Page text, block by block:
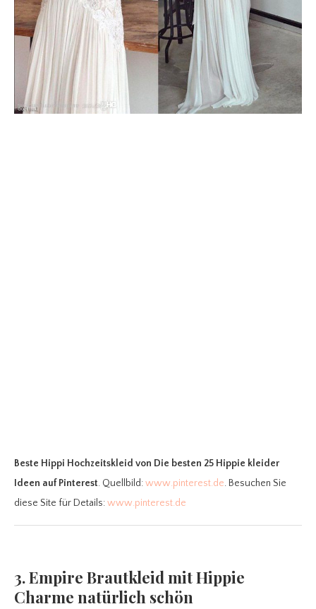
Beste Hippi Hochzeitskleid von Die besten 25 Hippie kleider
Ideen auf Pinterest. Quellbild:www.pinterest.de. Besuchen Sie
diese Site für Details:www.pinterest.de
3. Empire Brautkleid mit Hippie
Charme natürlich schön